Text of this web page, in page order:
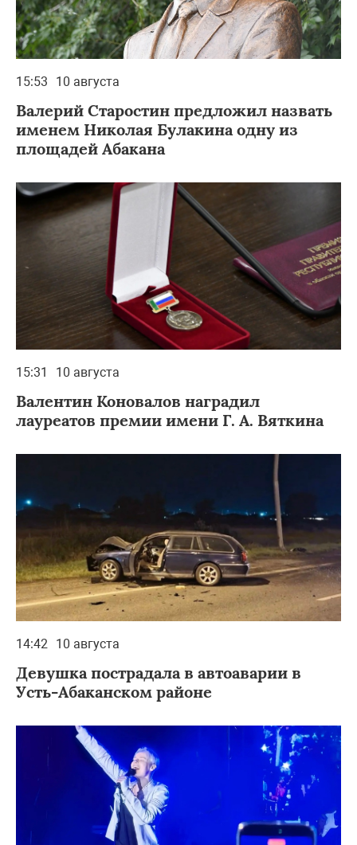
15:53 10 августа
Валерий Старостин предложил назвать
именем Николая Булакина одну из
площадей Абакана
15:31 10 августа
Валентин Коновалов наградил
лауреатов премии имени Г. А. Вяткина
14:42 10 августа
Девушка пострадала в автоаварии в
Усть‑Абаканском районе